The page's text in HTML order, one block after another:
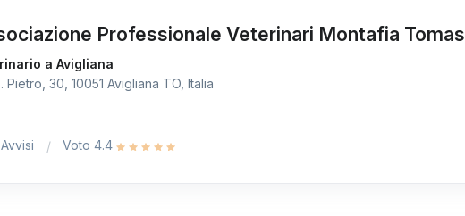
Professionale Veterinari Montafia Tomas
a Avigliana
Pietro, 30, 10051 Avigliana TO, Italia
Voto 4.4